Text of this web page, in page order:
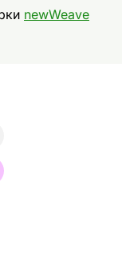
newWeave